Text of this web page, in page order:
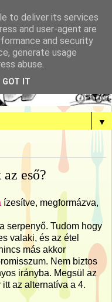
▼
eső?
ízesítve, megformázva,
serpenyő. Tudom hogy
valaki, és az étel
más akkor
Nem biztos
irányba. Megsül az
az alternatíva a 4.
to deliver its services
and user-agent are
and security
generate usage
abuse.
GOT IT